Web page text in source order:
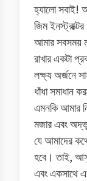
হ্যালো সবাই!
জিম
আমার সবসময়
রাখার একটা
লক্ষ্য অর্জনে
ধাঁধা সমাধান
এমনকি আমার
মজার এবং
যে আমাদের
হবে। তাই,
এবং একসাথে